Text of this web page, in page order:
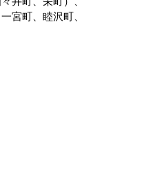
宮町、睦沢町、